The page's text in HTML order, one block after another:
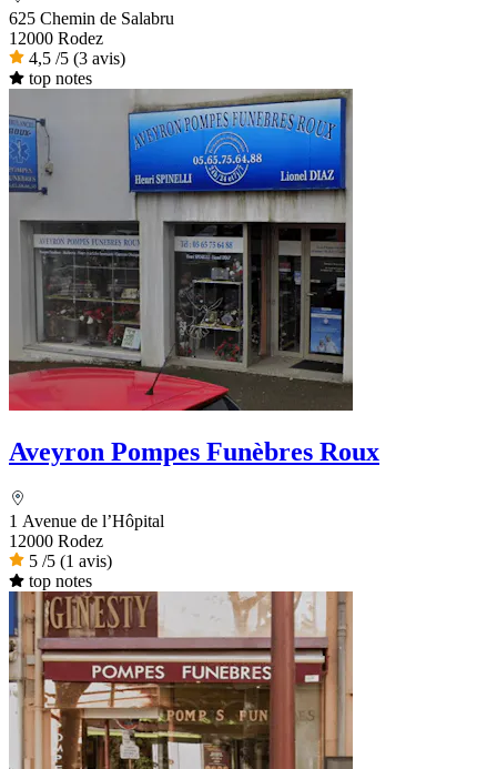
625 Chemin de Salabru
12000 Rodez
4,5 /5 (3 avis)
top notes
Aveyron Pompes Funèbres Roux
1 Avenue de l’Hôpital
12000 Rodez
5 /5 (1 avis)
top notes